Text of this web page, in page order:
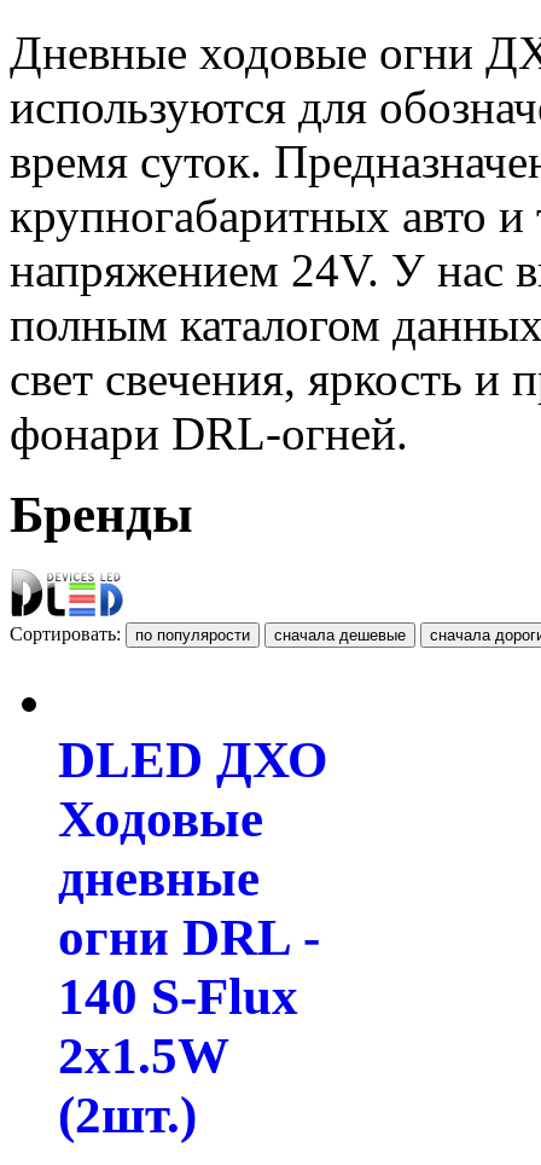
Дневные ходовые огни
используются для
время суток.
крупногабаритных авто
напряжением 24V. У нас
полным каталогом
свет свечения, яркость
фонари DRL-огней.
Бренды
Сортировать:
DLED ДХО
Ходовые
дневные
огни DRL -
140 S-Flux
2x1.5W
(2шт.)